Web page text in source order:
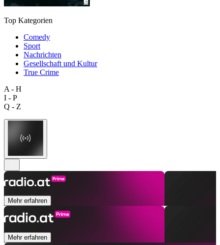
Top Kategorien
Comedy
Sport
Nachrichten
Gesellschaft und Kultur
True Crime
A - H
I - P
Q - Z
Mehr erfahren
Mehr erfahren